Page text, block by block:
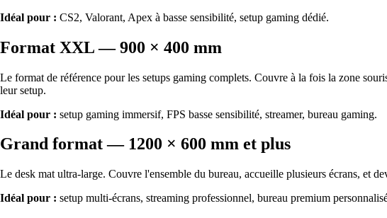
Idéal pour : CS2, Valorant, Apex à basse sensibilité, setup gaming dédié.
Format XXL — 900 × 400 mm
Le format de référence pour les setups gaming complets. Couvre à la fois la zone
leur setup.
Idéal pour : setup gaming immersif, FPS basse sensibilité, streamer, bureau gaming.
Grand format — 1200 × 600 mm et plus
Le desk mat ultra-large. Couvre l'ensemble du bureau, accueille plusieurs écrans, et
Idéal pour : setup multi-écrans, streaming professionnel, bureau premium